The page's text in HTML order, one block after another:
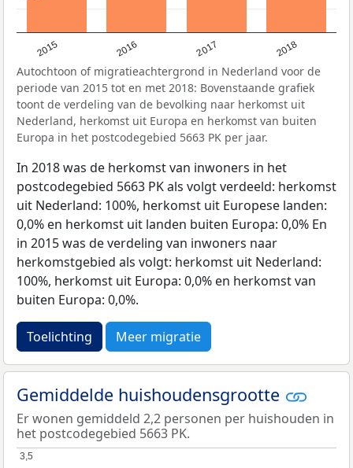
2015 2016 2017 2018
Autochtoon of migratieachtergrond in Nederland voor de
periode van 2015 tot en met 2018: Bovenstaande grafiek
toont de verdeling van de bevolking naar herkomst uit
Nederland, herkomst uit Europa en herkomst van buiten
Europa in het postcodegebied 5663 PK per jaar.
In 2018 was de herkomst van inwoners in het
postcodegebied 5663 PK als volgt verdeeld: herkomst
uit Nederland: 100%, herkomst uit Europese landen:
0,0% en herkomst uit landen buiten Europa: 0,0% En
in 2015 was de verdeling van inwoners naar
herkomstgebied als volgt: herkomst uit Nederland:
100%, herkomst uit Europa: 0,0% en herkomst van
buiten Europa: 0,0%.
Toelichting Meer migratie
Gemiddelde huishoudensgrootte
Er wonen gemiddeld 2,2 personen per huishouden in
het postcodegebied 5663 PK.
3,5
3,5